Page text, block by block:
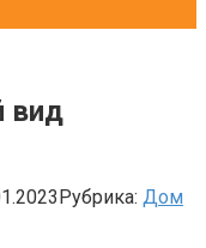
вид
Рубрика: Дом